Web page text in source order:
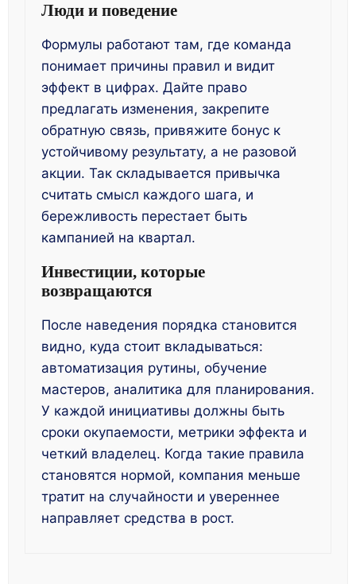
Люди и поведение
Формулы работают там, где команда
понимает причины правил и видит
эффект в цифрах. Дайте право
предлагать изменения, закрепите
обратную связь, привяжите бонус к
устойчивому результату, а не разовой
акции. Так складывается привычка
считать смысл каждого шага, и
бережливость перестает быть
кампанией на квартал.
Инвестиции, которые
возвращаются
После наведения порядка становится
видно, куда стоит вкладываться:
автоматизация рутины, обучение
мастеров, аналитика для планирования.
У каждой инициативы должны быть
сроки окупаемости, метрики эффекта и
четкий владелец. Когда такие правила
становятся нормой, компания меньше
тратит на случайности и увереннее
направляет средства в рост.